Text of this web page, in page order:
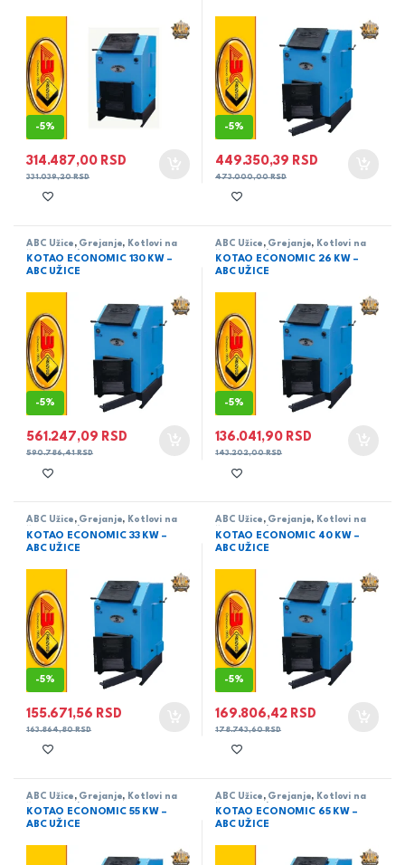
-5%
314.487,00 RSD
331.039,20RSD
-5%
449.350,39 RSD
473.000,00RSD
ABC Užice , Grejanje, Kotlovi na
čvrsto gorivo
KOTAO ECONOMIC 130 KW –
ABC UŽICE
-5%
561.247,09 RSD
590.786,41RSD
ABC Užice , Grejanje, Kotlovi na
čvrsto gorivo
KOTAO ECONOMIC 26 KW –
ABC UŽICE
-5%
136.041,90 RSD
143.202,00RSD
ABC Užice , Grejanje, Kotlovi na
čvrsto gorivo
KOTAO ECONOMIC 33 KW –
ABC UŽICE
-5%
155.671,56 RSD
163.864,80RSD
ABC Užice , Grejanje, Kotlovi na
čvrsto gorivo
KOTAO ECONOMIC 40 KW –
ABC UŽICE
-5%
169.806,42 RSD
178.743,60RSD
ABC Užice , Grejanje, Kotlovi na
čvrsto gorivo
KOTAO ECONOMIC 55 KW –
ABC UŽICE
ABC Užice , Grejanje, Kotlovi na
čvrsto gorivo
KOTAO ECONOMIC 65 KW –
ABC UŽICE